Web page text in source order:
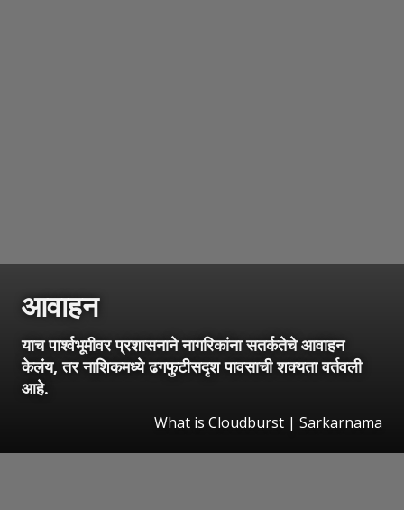
आवाहन
याच पार्श्वभूमीवर प्रशासनाने नागरिकांना सतर्कतेचे आवाहन
केलंय, तर नाशिकमध्ये ढगफुटीसदृश पावसाची शक्यता वर्तवली
आहे.
What is Cloudburst | Sarkarnama